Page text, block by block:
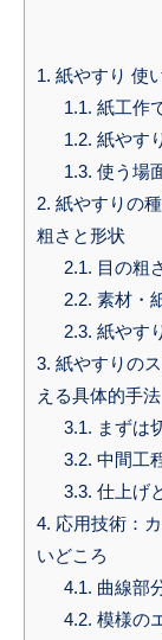
1. 紙やすり 使
1.1. 紙工作
1.2. 紙やす
1.3. 使う場
2. 紙やすりの
粗さと形状
2.1. 目の粗
2.2. 素材・
2.3. 紙やす
3. 紙やすりの
える具体的手法
3.1. まずは
3.2. 中間工
3.3. 仕上げ
4. 応用技術：
いどころ
4.1. 曲線部
4.2. 模様の